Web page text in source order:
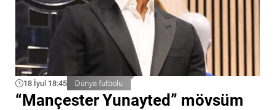
18 İyul 18:45 Dünya futbolu
“Mançester Yunayted” mövsüm